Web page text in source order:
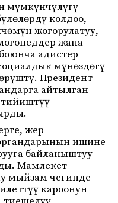
мүмкүнчүлүгү
колдоо,
жогорулатуу,
жана
адистер
мүнөздөгү
Президент
айтылган
жер
ишине
байланыштуу
Мамлекет
мыйзам чегинде
кароонун